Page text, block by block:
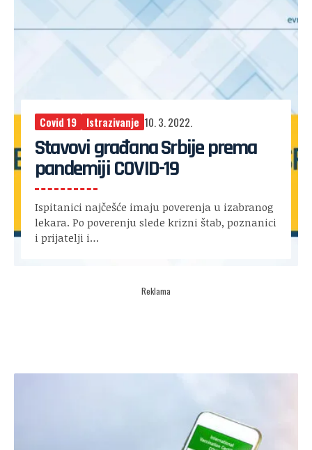
Covid 19 Istrazivanje 10. 3. 2022.
Stavovi građana Srbije prema
pandemiji COVID-19
Ispitanici najčešće imaju poverenja u izabranog
lekara. Po poverenju slede krizni štab, poznanici
i prijatelji i…
Reklama